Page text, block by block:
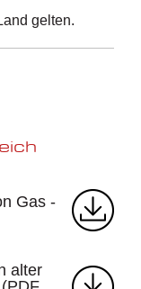
gelten.
Gas -
alter